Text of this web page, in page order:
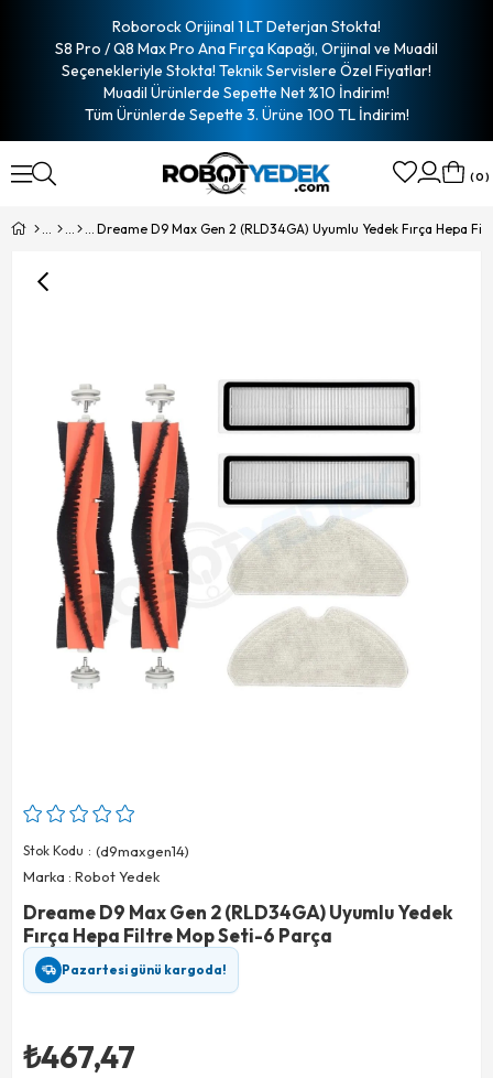
Roborock Orijinal 1 LT Deterjan Stokta!
S8 Pro / Q8 Max Pro Ana Fırça Kapağı, Orijinal ve Muadil
Seçenekleriyle Stokta! Teknik Servislere Özel Fiyatlar!
Muadil Ürünlerde Sepette Net %10 İndirim!
Tüm Ürünlerde Sepette 3. Ürüne 100 TL İndirim!
0
Stok Kodu
(d9maxgen14)
Marka : Robot Yedek
Dreame D9 Max Gen 2 (RLD34GA) Uyumlu Yedek
Fırça Hepa Filtre Mop Seti-6 Parça
Pazartesi günü kargoda!
₺467,47